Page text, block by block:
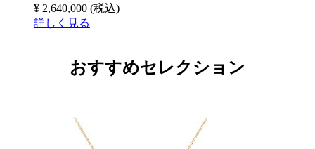
¥ 2,640,000 (税込)
詳しく見る
おすすめセレクション